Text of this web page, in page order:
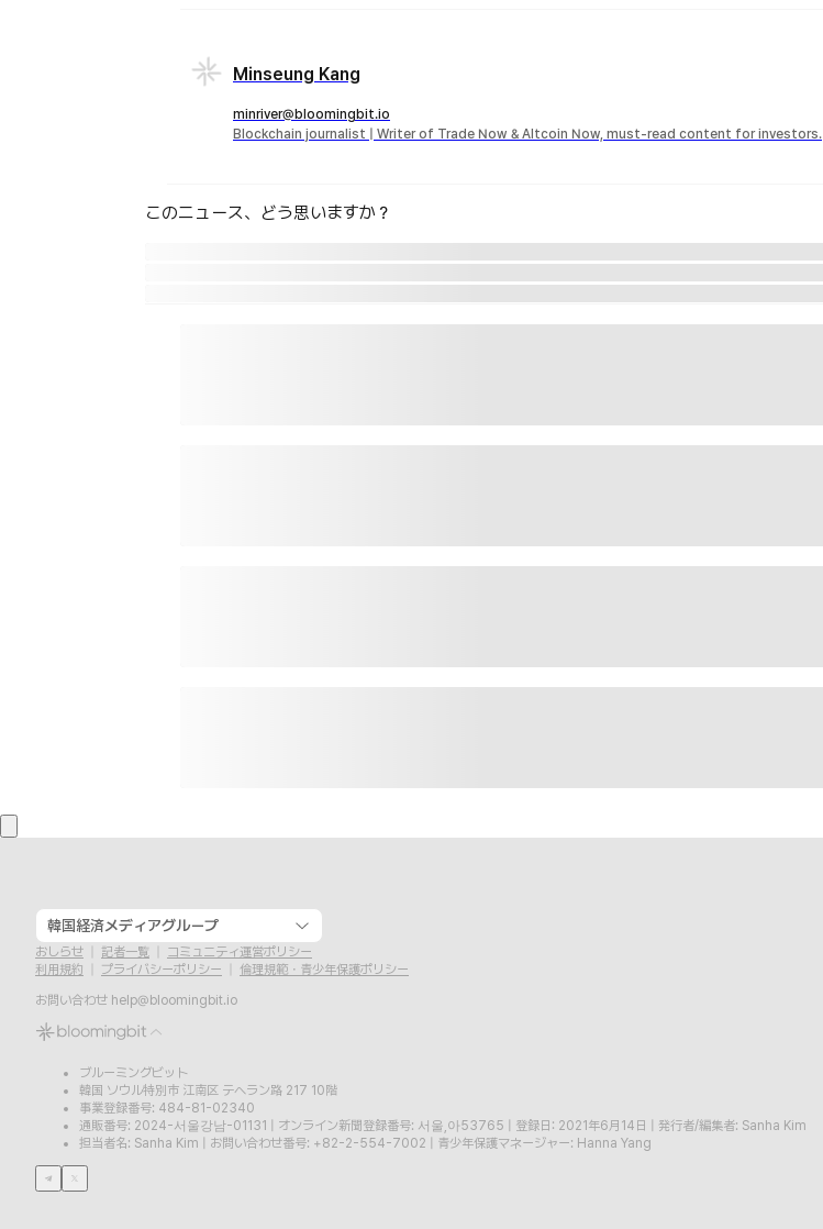
Minseung Kang
minriver@bloomingbit.io
Blockchain journalist | Writer of Trade Now & Altcoin Now, must-read content for investors.
このニュース、どう思いますか？
韓国経済メディアグループ
おしらせ 記者一覧
コミュニティ運営ポリシー
利用規約
プライバシーポリシー
倫理規範・青少年保護ポリシー
お問い合わせ help@bloomingbit.io
ブルーミングビット
韓国 ソウル特別市 江南区 テヘラン路 217 10階
事業登録番号: 484-81-02340
通販番号: 2024-서울강남-01131
オンライン新聞登録番号: 서울,아53765 登録日: 2021年6月14日
発行者/編集者: Sanha Kim
担当者名: Sanha Kim
お問い合わせ番号: +82-2-554-7002 青少年保護マネージャー: Hanna Yang